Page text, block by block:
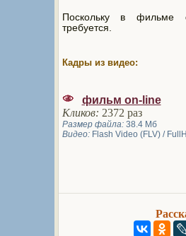
Поскольку в фильме
требуется.
Кадры из видео:
фильм on-line
Кликов: 2372 раз
Размер файла:38.4 Мб
Видео:Flash Video (FLV) /